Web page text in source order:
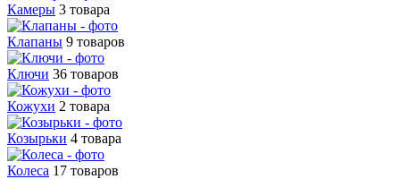
Камеры 3 товара
Клапаны 9 товаров
Ключи 36 товаров
Кожухи 2 товара
Козырьки 4 товара
Колеса 17 товаров